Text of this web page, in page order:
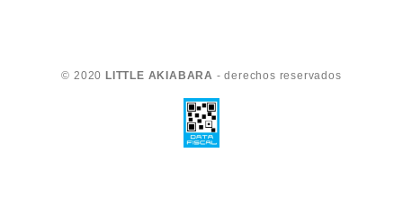
© 2020 LITTLE AKIABARA - derechos reservados